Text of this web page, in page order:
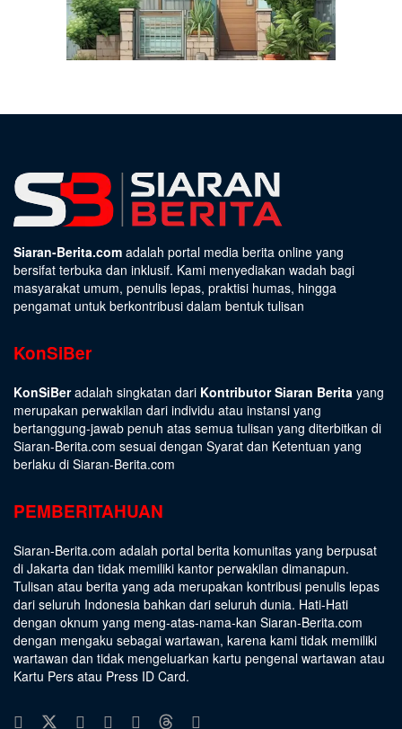
Siaran-Berita.com adalah portal media berita online yang
bersifat terbuka dan inklusif. Kami menyediakan wadah bagi
masyarakat umum, penulis lepas, praktisi humas, hingga
pengamat untuk berkontribusi dalam bentuk tulisan
KonSiBer
KonSiBeradalah singkatan dari Kontributor Siaran Berita yang
merupakan perwakilan dari individu atau instansi yang
bertanggung-jawab penuh atas semua tulisan yang diterbitkan di
Siaran-Berita.com sesuai dengan Syarat dan Ketentuan yang
berlaku di Siaran-Berita.com
PEMBERITAHUAN
Siaran-Berita.com adalah portal berita komunitas yang berpusat
di Jakarta dan tidak memiliki kantor perwakilan dimanapun.
Tulisan atau berita yang ada merupakan kontribusi penulis lepas
dari seluruh Indonesia bahkan dari seluruh dunia. Hati-Hati
dengan oknum yang meng-atas-nama-kan Siaran-Berita.com
dengan mengaku sebagai wartawan, karena kami tidak memiliki
wartawan dan tidak mengeluarkan kartu pengenal wartawan atau
Kartu Pers atau Press ID Card.